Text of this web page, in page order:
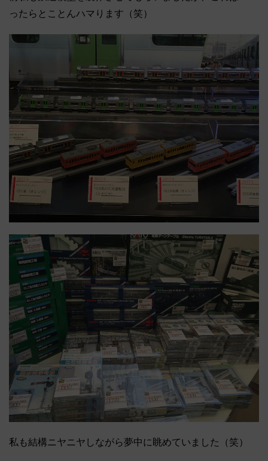
ったらとことんハマります（笑）
私も結構ニヤニヤしながら夢中に眺めていました（笑）